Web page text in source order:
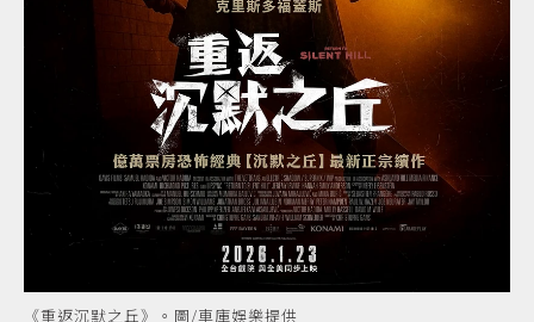
《重返沉默之丘》。圖/車庫娛樂提供